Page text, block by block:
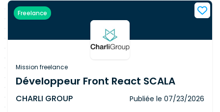
participerez à la conception, au développement
et à l'évolution de solutions techniques sur
mesure autour de la collecte, du traitement et
de l'exploitation des données d'observabilité. Vos
principales missions seront : Concevoir et
développer des composants backend
performants en Golang. Participer au
développement d'interfaces web en JavaScript
/ TypeScript (React, Angular ou Vue.js).
Freelance
Mission freelance
Développeur Front React SCALA
CHARLI GROUP Publiée le 07/23/2026